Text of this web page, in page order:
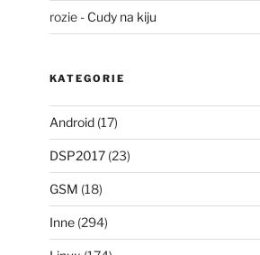
rozie- Cudy na kiju
KATEGORIE
Android(17)
DSP2017(23)
GSM (18)
Inne(294)